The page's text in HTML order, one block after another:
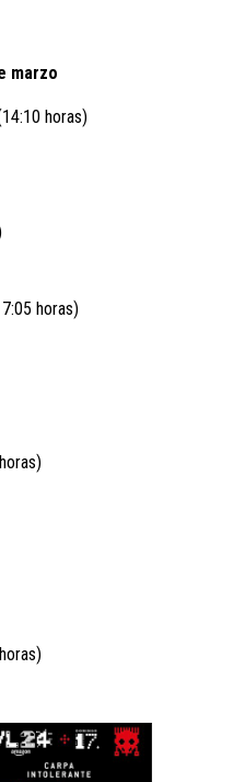
marzo
horas)
horas)